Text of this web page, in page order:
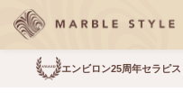
エンビロン25周年セラピ